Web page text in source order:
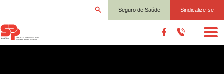
Seguro de Saúde Sindicalize-se